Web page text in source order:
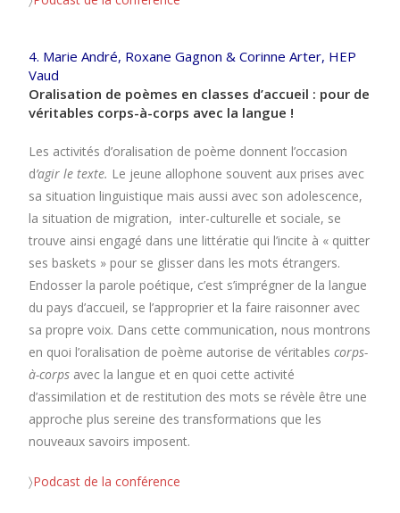
4. Marie André, Roxane Gagnon & Corinne Arter, HEP
Vaud
Oralisation de poèmes en classes d’accueil : pour de
véritables corps-à-corps avec la langue !
Les activités d’oralisation de poème donnent l’occasion
d’agir le texte. Le jeune allophone souvent aux prises avec
sa situation linguistique mais aussi avec son adolescence,
la situation de migration, inter-culturelle et sociale, se
trouve ainsi engagé dans une littératie qui l’incite à « quitter
ses baskets » pour se glisser dans les mots étrangers.
Endosser la parole poétique, c’est s’imprégner de la langue
du pays d’accueil, se l’approprier et la faire raisonner avec
sa propre voix. Dans cette communication, nous montrons
en quoi l’oralisation de poème autorise de véritables corps-
à-corps avec la langue et en quoi cette activité
d’assimilation et de restitution des mots se révèle être une
approche plus sereine des transformations que les
nouveaux savoirs imposent.
〉Podcast de la conférence